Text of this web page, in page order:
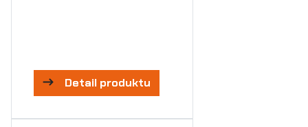
Detail produktu